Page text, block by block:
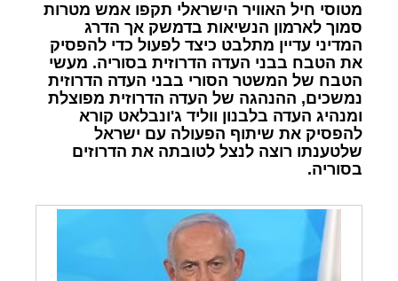
מטוסי חיל האוויר הישראלי תקפו אמש מטרות
סמוך לארמון הנשיאות בדמשק אך הדרג
המדיני עדיין מתלבט כיצד לפעול כדי להפסיק
את הטבח בבני העדה הדרוזית בסוריה. מעשי
הטבח של המשטר הסורי בבני העדה הדרוזית
נמשכים, ההנהגה של העדה הדרוזית מפוצלת
ומנהיג העדה בלבנון ווליד ג'ונבלאט קורא
להפסיק את שיתוף הפעולה עם ישראל
שלטענתו רוצה לנצל לטובתה את הדרוזים
בסוריה.